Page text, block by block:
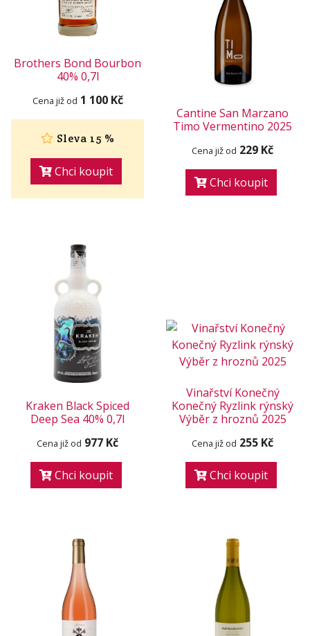
Brothers Bond Bourbon
40% 0,7l
Cena již od 1 100 Kč
Sleva 15 %
Chci koupit
Cantine San Marzano
Timo Vermentino 2025
Cena již od 229 Kč
Chci koupit
Kraken Black Spiced
Deep Sea 40% 0,7l
Cena již od 977 Kč
Chci koupit
Vinařství Konečný
Konečný Ryzlink rýnský
Výběr z hroznů 2025
Cena již od 255 Kč
Chci koupit